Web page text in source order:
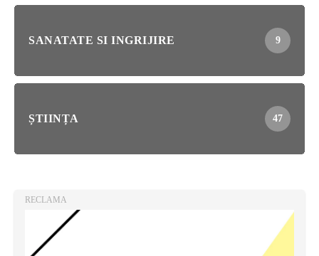
SANATATE SI INGRIJIRE 9
ȘTIINȚA 47
RECLAMA